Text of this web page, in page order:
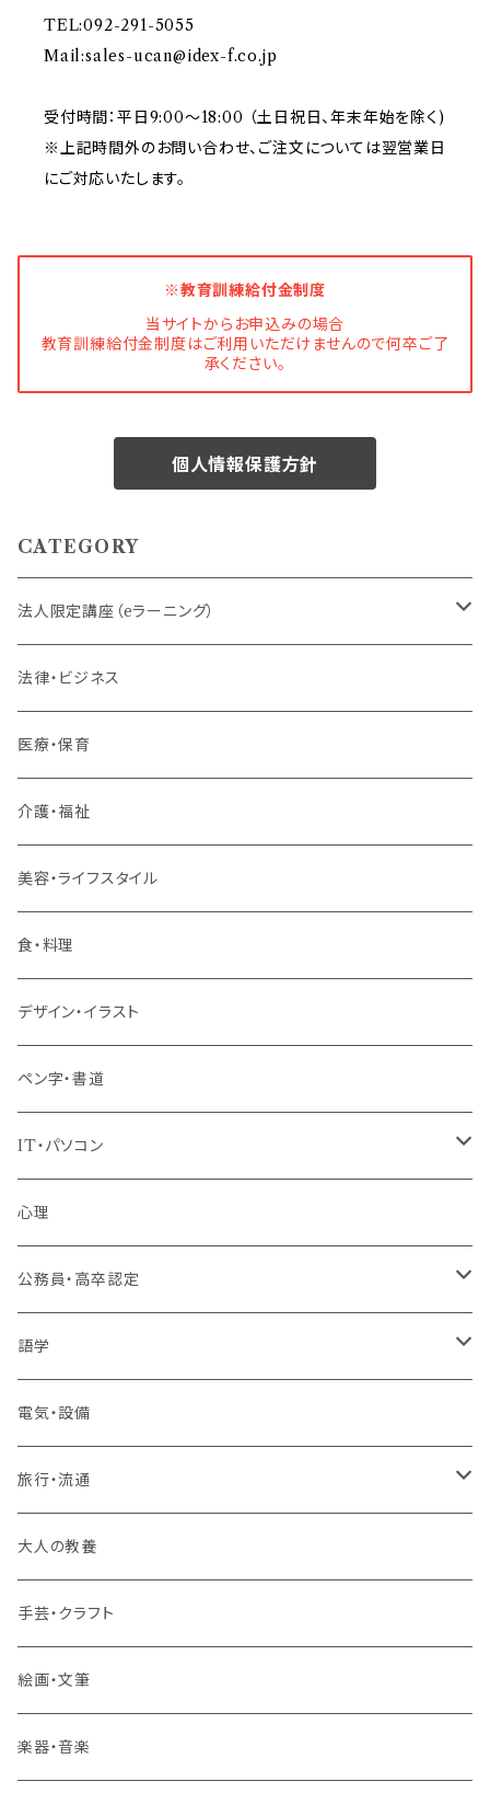
TEL:092-291-5055
Mail:sales-ucan@idex-f.co.jp
受付時間：平日9:00～18:00 （土日祝日、年末年始を除く)
※上記時間外のお問い合わせ、ご注文については翌営業日
にご対応いたします。
※教育訓練給付金制度
当サイトからお申込みの場合
教育訓練給付金制度はご利用いただけませんので何卒ご了
承ください。
個人情報保護方針
CATEGORY
法人限定講座（eラーニング）
内定者・新入社員
若手社員・中堅社員
リーダー（主任・係長）
管理職
階層共通
パッケージプラン
法律・ビジネス
医療・保育
介護・福祉
美容・ライフスタイル
食・料理
デザイン・イラスト
ペン字・書道
IT・パソコン
MOS（ﾏｲｸﾛｿﾌﾄｵﾌｨｽｽﾍﾟｼｬﾘｽﾄ）講座
プログラミング・Web制作入門講座
1コース受講
2コースまとめて受講
その他 IT・パソコン
心理
公務員・高卒認定
高卒認定講座
大卒公務員受験対策講座
語学
TOEIC®L&Rテスト対策講座
その他 語学
電気・設備
旅行・流通
旅行業務取扱管理者講座
その他 旅行・流通
大人の教養
手芸・クラフト
絵画・文筆
楽器・音楽